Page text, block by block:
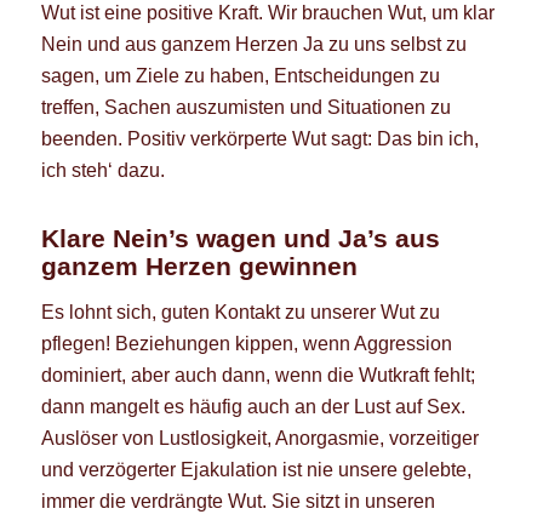
Wut ist eine positive Kraft. Wir brauchen Wut, um klar
Nein und aus ganzem Herzen Ja zu uns selbst zu
sagen, um Ziele zu haben, Entscheidungen zu
treffen, Sachen auszumisten und Situationen zu
beenden. Positiv verkörperte Wut sagt: Das bin ich,
ich steh‘ dazu.
Klare Nein’s wagen und Ja’s aus
ganzem Herzen gewinnen
Es lohnt sich, guten Kontakt zu unserer Wut zu
pflegen! Beziehungen kippen, wenn Aggression
dominiert, aber auch dann, wenn die Wutkraft fehlt;
dann mangelt es häufig auch an der Lust auf Sex.
Auslöser von Lustlosigkeit, Anorgasmie, vorzeitiger
und verzögerter Ejakulation ist nie unsere gelebte,
immer die verdrängte Wut. Sie sitzt in unseren